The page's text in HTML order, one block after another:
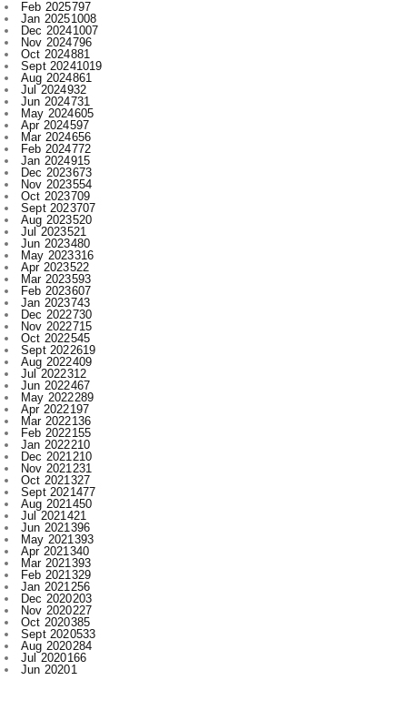
Feb 2025797
Jan 20251008
Dec 20241007
Nov 2024796
Oct 2024881
Sept 20241019
Aug 2024861
Jul 2024932
Jun 2024731
May 2024605
Apr 2024597
Mar 2024656
Feb 2024772
Jan 2024915
Dec 2023673
Nov 2023554
Oct 2023709
Sept 2023707
Aug 2023520
Jul 2023521
Jun 2023480
May 2023316
Apr 2023522
Mar 2023593
Feb 2023607
Jan 2023743
Dec 2022730
Nov 2022715
Oct 2022545
Sept 2022619
Aug 2022409
Jul 2022312
Jun 2022467
May 2022289
Apr 2022197
Mar 2022136
Feb 2022155
Jan 2022210
Dec 2021210
Nov 2021231
Oct 2021327
Sept 2021477
Aug 2021450
Jul 2021421
Jun 2021396
May 2021393
Apr 2021340
Mar 2021393
Feb 2021329
Jan 2021256
Dec 2020203
Nov 2020227
Oct 2020385
Sept 2020533
Aug 2020284
Jul 2020166
Jun 20201